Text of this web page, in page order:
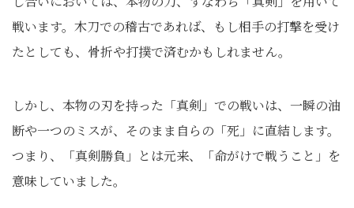
戦います。木刀での稽古であれば、もし相手の打撃を受け
たとしても、骨折や打撲で済むかもしれません。
しかし、本物の刃を持った「真剣」での戦いは、一瞬の油
断や一つのミスが、そのまま自らの「死」に直結します。
つまり、「真剣勝負」とは元来、「命がけで戦うこと」を
意味していました。